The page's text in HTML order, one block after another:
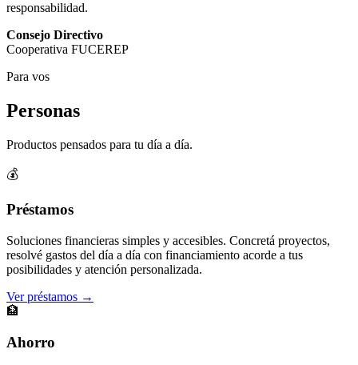
responsabilidad.
Consejo Directivo
Cooperativa FUCEREP
Para vos
Personas
Productos pensados para tu día a día.
💰
Préstamos
Soluciones financieras simples y accesibles. Concretá proyectos,
resolvé gastos del día a día con financiamiento acorde a tus
posibilidades y atención personalizada.
Ver préstamos →
🏦
Ahorro